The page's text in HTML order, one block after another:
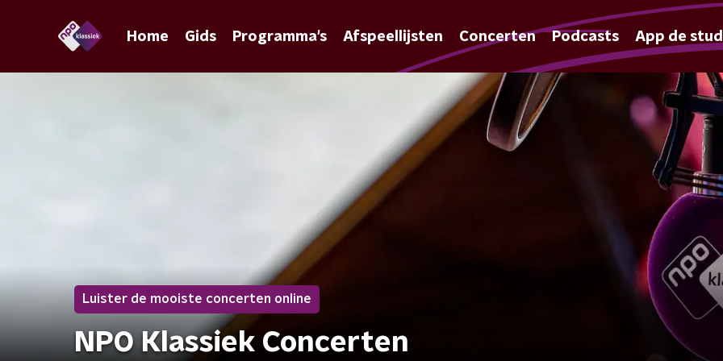
Home Gids Programma's Afspeellijsten Concerten Podcasts App de
Luister de mooiste concerten online
NPO Klassiek Concerten